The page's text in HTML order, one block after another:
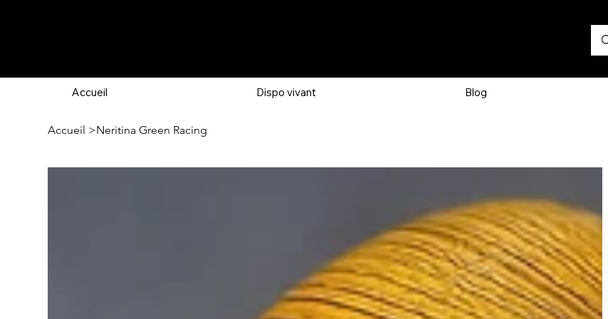
Accueil Dispo vivant Blog
Accueil >Neritina Green Racing